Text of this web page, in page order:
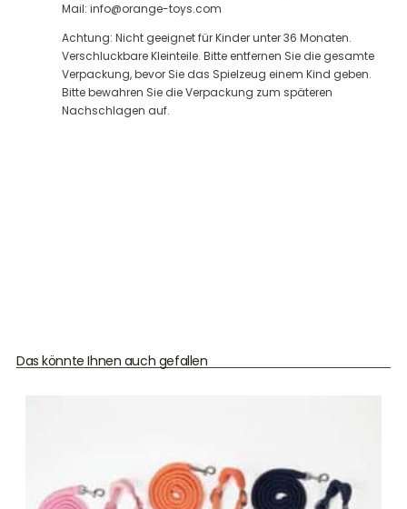
Mail: info@orange-toys.com
Achtung: Nicht geeignet für Kinder unter 36 Monaten.
Verschluckbare Kleinteile. Bitte entfernen Sie die gesamte
Verpackung, bevor Sie das Spielzeug einem Kind geben.
Bitte bewahren Sie die Verpackung zum späteren
Nachschlagen auf.
Das könnte Ihnen auch gefallen